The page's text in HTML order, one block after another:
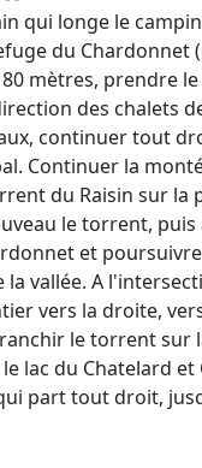
qui longe le
du Chardonnet
mètres, prendre
des chalets
continuer tout
Continuer la
du Raisin sur la
le torrent,
et
la vallée. A
vers la droite,
le torrent sur
lac du Chatelard
part tout droit,